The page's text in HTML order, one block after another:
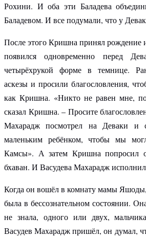
Рохини. И оба эти Баладева
Баладевом. И все подумали, что у
После этого Кришна принял
появился одновременно перед
четырёхрукой форме в темнице.
аскезы и просили благословления,
как Кришна. «Никто не равен мне,
сказал Кришна. – Просите
Махарадж посмотрел на Деваки и
маленьким ребёнком, чтобы мы
Камсы». А затем Кришна попросил
бхаван. И Васудева Махарадж
Когда он вошёл в комнату мамы Яшоды,
была в бессознательном состоянии.
не знала, одного или двух,
Васудев Махарадж пришёл, он думал,